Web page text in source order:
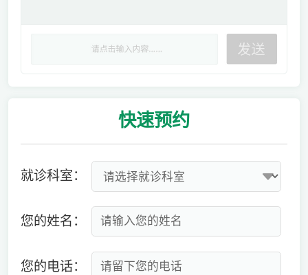
快速预约
就诊科室：
您的姓名：
您的电话：